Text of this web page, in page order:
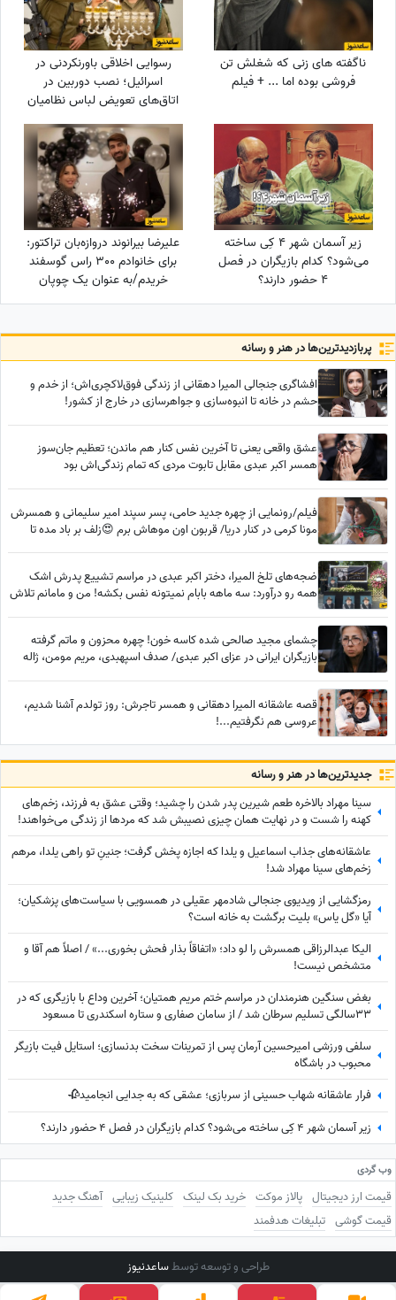
ناگفته های زنی که شغلش تن
فروشی بوده اما ... + فیلم
رسوایی اخلاقی باورنکردنی در
اسرائیل؛ نصب دوربین در
اتاق‌های تعویض لباس نظامیان
زن و سرویس‌های بهداشتی آنان!
زیر آسمان شهر 4 کِی ساخته
می‌شود؟ کدام بازیگران در فصل
4 حضور دارند؟
علیرضا بیرانوند دروازه‌بان تراکتور:
برای خانوادم 300 راس گوسفند
خریدم/به عنوان یک چوپان
همیشه سنگ در دستانم بود تا از
پربازدید‌ترین‌ها در هنر و رسانه
افشاگری جنجالی المیرا دهقانی از زندگی فوق‌لاکچری‌اش؛ از خدم و
حشم در خانه تا انبوه‌سازی و جواهرسازی در خارج از کشور!
عشق واقعی یعنی تا آخرین نفس کنار هم ماندن؛ تعظیم جان‌سوز
همسر اکبر عبدی مقابل تابوت مردی که تمام زندگی‌اش بود
فیلم/رونمایی از چهره جدید حامی، پسر سپند امیر سلیمانی و همسرش
مونا کرمی در کنار دریا/ قربون اون موهاش برم 😍زلف بر باد مده تا
ضجه‌های تلخ المیرا، دختر اکبر عبدی در مراسم تشییع پدرش اشک
همه رو درآورد: سه ماهه بابام نمیتونه نفس بکشه! من و مامانم تلاش
چشمای مجید صالحی شده کاسه خون! چهره محزون و ماتم گرفته
بازیگران ایرانی در عزای اکبر عبدی/ صدف اسپهبدی، مریم مومن، ژاله
قصه عاشقانه المیرا دهقانی و همسر تاجرش: روز تولدم آشنا شدیم،
عروسی هم نگرفتیم...!
جدید‌ترین‌ها در هنر و رسانه
سینا مهراد بالاخره طعم شیرین پدر شدن را چشید؛ وقتی عشق به فرزند، زخم‌های
کهنه را شست و در نهایت همان چیزی نصیبش شد که مردها از زندگی می‌خواهند!
عاشقانه‌های جذاب اسماعیل و یلدا که اجازه پخش گرفت؛ جنینِ تو راهی یلدا، مرهم
زخم‌های سینا مهراد شد!
رمزگشایی از ویدیوی جنجالی شادمهر عقیلی در همسویی با سیاست‌های پزشکیان؛
آیا «گل یاس» بلیت برگشت به خانه است؟
الیکا عبدالرزاقی همسرش را لو داد؛ «اتفاقاً بذار فحش بخوری...» / اصلاً هم آقا و
متشخص نیست!
بغض سنگین هنرمندان در مراسم ختم مریم همتیان؛ آخرین وداع با بازیگری که در
33سالگی تسلیم سرطان شد / از سامان صفاری و ستاره اسکندری تا مسعود
فراستی و هانیه غلامی در سوگ بازیگر فقید
سلفی ورزشی امیرحسین آرمان پس از تمرینات سخت بدنسازی؛ استایل فیت بازیگر
محبوب در باشگاه
فرار عاشقانه شهاب حسینی از سربازی؛ عشقی که به جدایی انجامید🥀
زیر آسمان شهر 4 کِی ساخته می‌شود؟ کدام بازیگران در فصل 4 حضور دارند؟
وب گردی
قیمت ارز دیجیتال پالاز موکت خرید بک لینک کلینیک زیبایی آهنگ جدید
قیمت گوشی تبلیغات هدفمند
طراحی و توسعه توسطساعدنیوز